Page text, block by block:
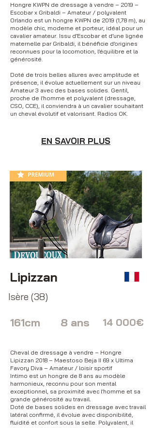
Hongre KWPN de dressage à vendre – 2019 –
Escobar x Gribaldi – Amateur / polyvalent
Orlando est un hongre KWPN de 2019 (1,78 m), au
modèle chic, moderne et porteur, idéal pour un
cavalier amateur. Issu d’Escobar et d’une lignée
maternelle par Gribaldi, il bénéficie d’origines
reconnues pour la locomotion, l’équilibre et la
générosité.
Doté de trois belles allures avec amplitude et
présence, il évolue actuellement sur un niveau
Amateur 3 avec des bases solides. Gentil,
proche de l’homme et polyvalent (dressage,
CSO, CCE), il conviendra à un cavalier souhaitant
un cheval évolutif et valorisant. Radios OK.
EN SAVOIR PLUS
Lipizzan
Isère (38)
161cm 8 ans 14 000€
Cheval de dressage à vendre – Hongre
Lipizzan 2018 – Maestoso Beja II 69 x Ultima
Favory Diva – Amateur / loisir sportif
Intimo est un hongre de 8 ans au modèle
harmonieux, reconnu pour son mental
exceptionnel, sa proximité avec l’homme et sa
grande générosité au travail.
Doté de bases solides en dressage avec travail
latéral confirmé, il évolue avec disponibilité,
fluidité et confort sous la selle. Polyvalent, il